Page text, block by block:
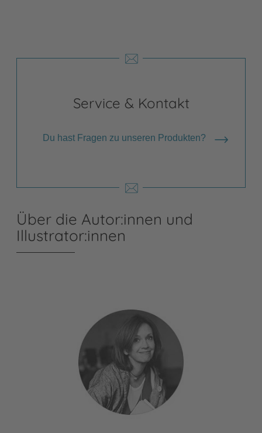
Service & Kontakt
Du hast Fragen zu unseren Produkten?
Über die Autor:innen und
Illustrator:innen